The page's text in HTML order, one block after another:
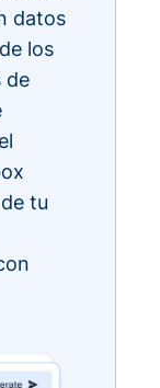
datos
los
de
tu